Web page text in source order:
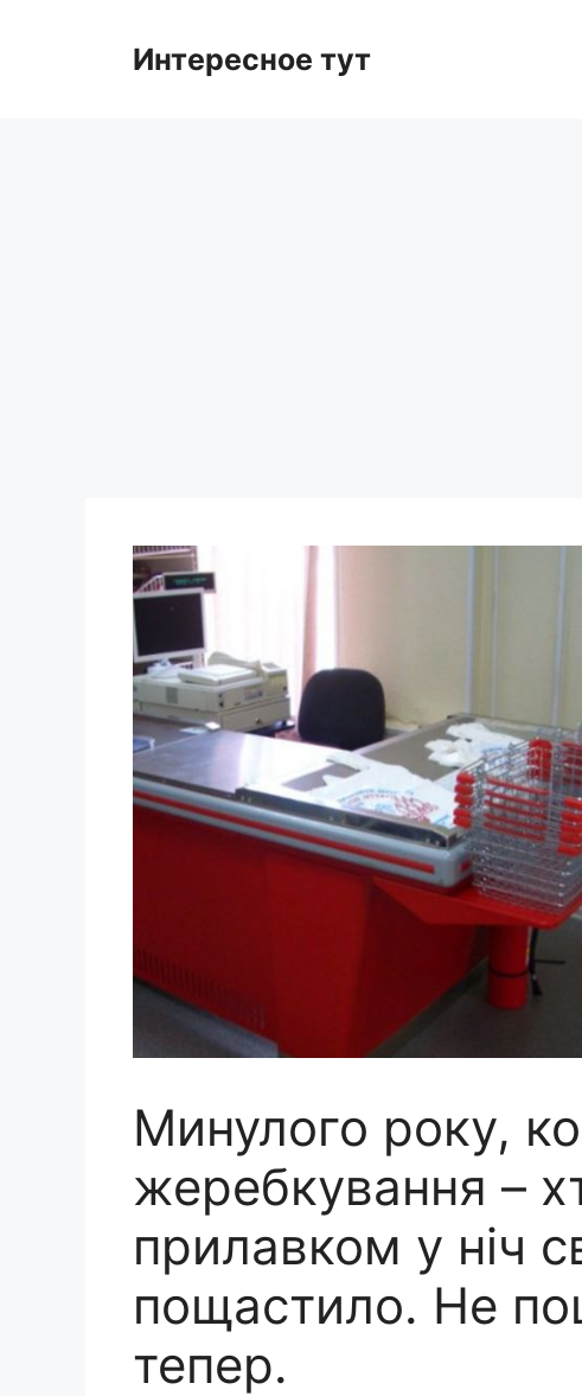
Интересное тут
Минулого року,
жеребкування –
прилавком у ніч
пощастило. Не
тепер.